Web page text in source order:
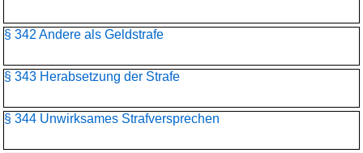
§ 342 Andere als Geldstrafe
§ 343 Herabsetzung der Strafe
§ 344 Unwirksames Strafversprechen